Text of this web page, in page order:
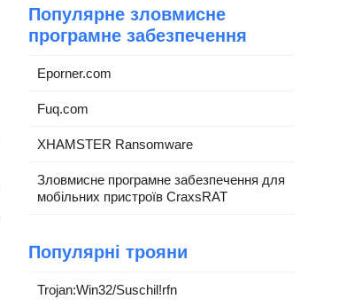
Популярне зловмисне
програмне забезпечення
Eporner.com
Fuq.com
XHAMSTER Ransomware
Зловмисне програмне забезпечення для
мобільних пристроїв CraxsRAT
Популярні трояни
Trojan:Win32/Suschil!rfn